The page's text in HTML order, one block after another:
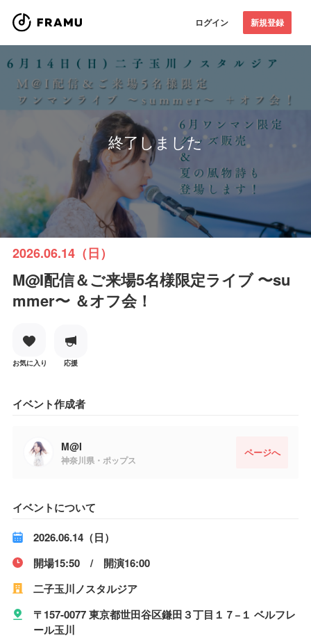
ログイン 新規登録
終了しました
2026.06.14（日）
M@I配信＆ご来場5名様限定ライブ 〜su
mmer〜 ＆オフ会！
お気に入り 応援
イベント作成者
M@I
神奈川県・ポップス
ページへ
イベントについて
2026.06.14（日）
開場15:50 / 開演16:00
二子玉川ノスタルジア
〒157-0077 東京都世田谷区鎌田３丁目１７−１ ベルフレ
ール玉川